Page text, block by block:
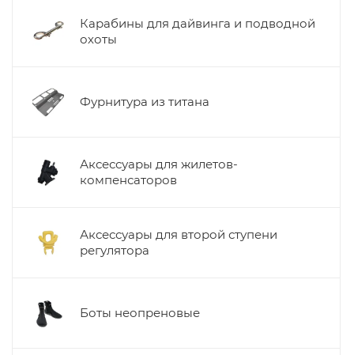
Карабины для дайвинга и подводной
охоты
Фурнитура из титана
Аксессуары для жилетов-
компенсаторов
Аксессуары для второй ступени
регулятора
Боты неопреновые